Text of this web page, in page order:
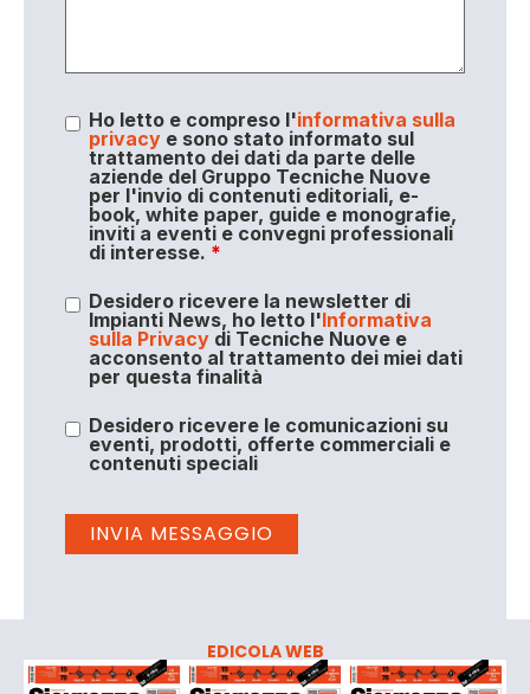
Ho letto e compreso l'informativa sulla
privacye sono stato informato sul
trattamento dei dati da parte delle
aziende del Gruppo Tecniche Nuove
per l'invio di contenuti editoriali, e-
book, white paper, guide e monografie,
inviti a eventi e convegni professionali
di interesse. *
Desidero ricevere la newsletter di
Impianti News, ho letto l'Informativa
sulla Privacydi Tecniche Nuove e
acconsento al trattamento dei miei dati
per questa finalità
Desidero ricevere le comunicazioni su
eventi, prodotti, offerte commerciali e
contenuti speciali
EDICOLA WEB